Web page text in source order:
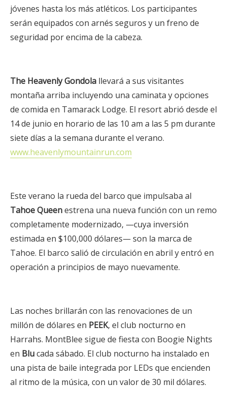
jóvenes hasta los más atléticos. Los participantes
serán equipados con arnés seguros y un freno de
seguridad por encima de la cabeza.
The Heavenly Gondola llevará a sus visitantes
montaña arriba incluyendo una caminata y opciones
de comida en Tamarack Lodge. El resort abrió desde el
14 de junio en horario de las 10 am a las 5 pm durante
siete días a la semana durante el verano.
www.heavenlymountainrun.com
Este verano la rueda del barco que impulsaba al
Tahoe Queenestrena una nueva función con un remo
completamente modernizado, —cuya inversión
estimada en $100,000 dólares— son la marca de
Tahoe. El barco salió de circulación en abril y entró en
operación a principios de mayo nuevamente.
Las noches brillarán con las renovaciones de un
millón de dólares en PEEK, el club nocturno en
Harrahs. MontBlee sigue de fiesta con Boogie Nights
en Blucada sábado. El club nocturno ha instalado en
una pista de baile integrada por LEDs que encienden
al ritmo de la música, con un valor de 30 mil dólares.